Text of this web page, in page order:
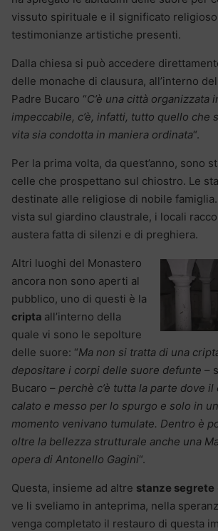
vissuto spirituale e il significato
testimonianze artistiche presenti.
Dalla chiesa si può accedere
delle monache di clausura, all’interno
Padre Bucaro “C’è una città organizzata
impeccabile, c’è, infatti, tutto quello che
vita sia condotta in maniera ordinata“.
Per la prima volta, da quest’anno, sono
celle che prospettano sul chiostro. Le
destinate alle religiose di nobile
vista sul giardino claustrale, i locali
austera fatta di silenzi e di preghiera.
Altri luoghi del Monastero
ancora non sono aperti al
pubblico, uno di questi è la
cripta all’interno della
quale vi sono le sepolture
delle suore: “Ma non si tratta di una
depositare i corpi delle suore defunte –
Bucaro – perchè c’è tutta la parte dove
calato e messo per lo spurgo e solo in
momento venivano tumulate. Dentro è
oltre la bellezza strutturale anche una
opera di Antonello Gagini“.
Questa, insieme ad altre stanze segrete
ve li sveliamo in anteprima, nella
venga completato il restauro di questa